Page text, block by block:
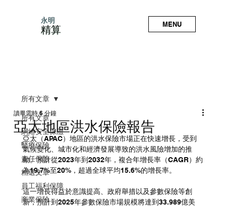
永明
精算 MENU
所有文章
網絡安全保險
醫療保險
責任保險
精選文章
員工福利保障
商業保險
所有文章
亞太地區洪水保險報告
讀畢需時 6 分鐘
亞太（APAC）地區的洪水保險市場正在快速增長，受到
氣候變化、城市化和經濟發展導致的洪水風險增加的推
動。預計從2023年到2032年，複合年增長率（CAGR）約
為19.7%至20%，超過全球平均15.6%的增長率。
這一增長得益於意識提高、政府舉措以及參數保險等創
新，預計到2025年參數保險市場規模將達到33.989億美